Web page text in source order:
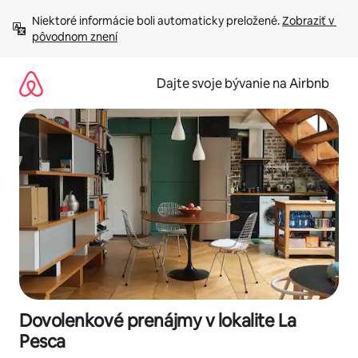
obsah.
Niektoré informácie boli automaticky preložené. Zobraziť v
pôvodnom znení
Dajte svoje bývanie na Airbnb
Dovolenkové prenájmy v lokalite La
Pesca